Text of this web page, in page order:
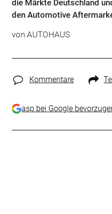
die Märkte Deutschland
den Automotive
von AUTOHAUS
Kommentare
asp bei Google